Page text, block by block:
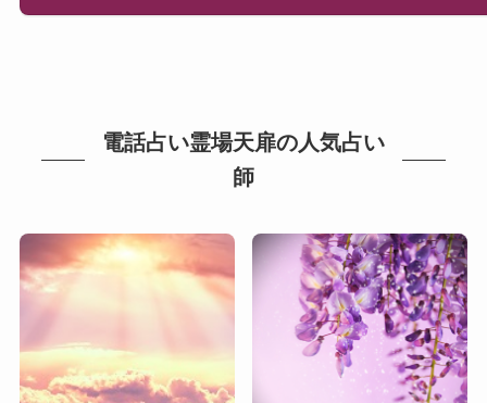
電話占い霊場天扉の人気占い
師